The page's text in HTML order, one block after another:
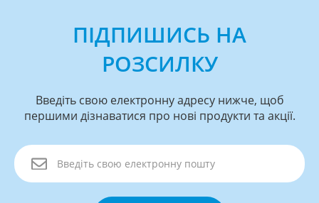
ПІДПИШИСЬ НА
РОЗСИЛКУ
Введіть свою електронну адресу нижче, щоб
першими дізнаватися про нові продукти та акції.